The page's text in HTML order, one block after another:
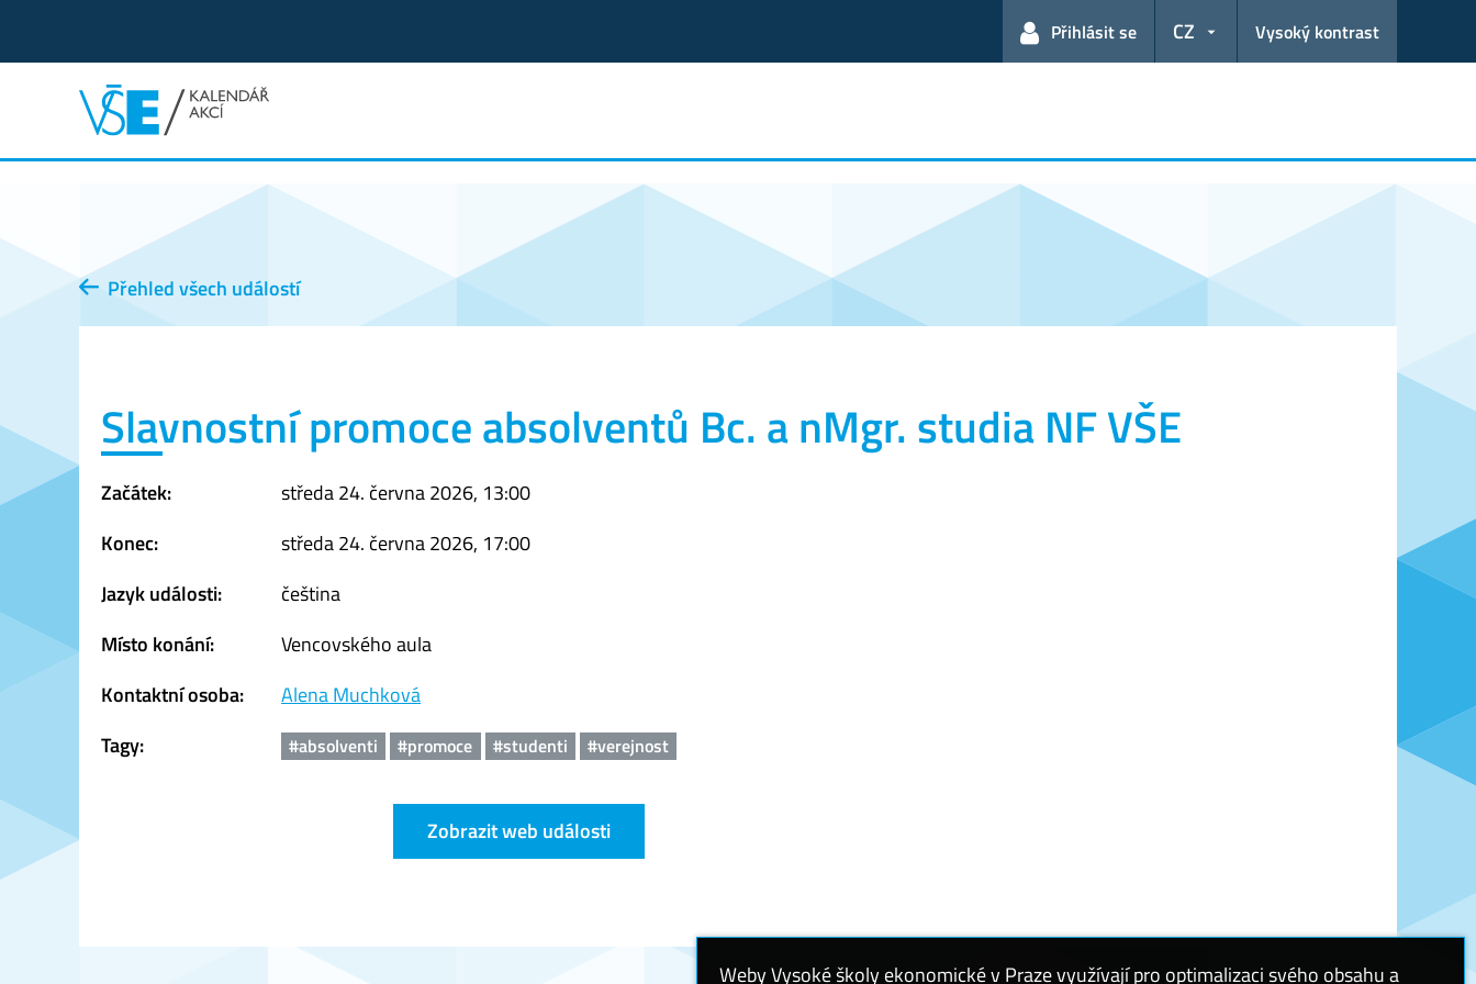
Přihlásit se CZ Vysoký kontrast
Přehled všech událostí
Slavnostní promoce absolventů Bc. a nMgr. studia NF VŠE
Začátek:
středa 24. června 2026, 13:00
Konec:
středa 24. června 2026, 17:00
Jazyk události:
čeština
Místo konání:
Vencovského aula
Kontaktní osoba:
Alena Muchková
Tagy:
#absolventi #promoce #studenti #verejnost
Zobrazit web události
Weby Vysoké školy ekonomické v Praze využívají pro optimalizaci svého obsahu a